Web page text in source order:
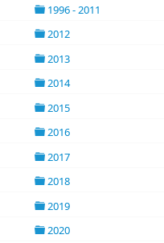
1996 - 2011
2012
2013
2014
2015
2016
2017
2018
2019
2020